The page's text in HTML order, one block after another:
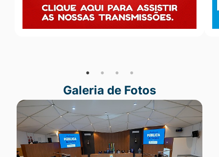
Seção Galeria de Fotos
Galeria de Fotos